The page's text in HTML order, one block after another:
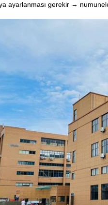
ayarlanması gerekir →